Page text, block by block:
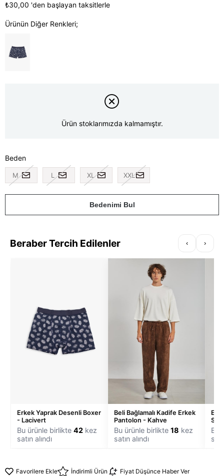
₺30,00 'den başlayan taksitlerle
Ürünün Diğer Renkleri;
Ürün stoklarımızda kalmamıştır.
Beden
M L XL XXL
Bedenimi Bul
Beraber Tercih Edilenler ‹ ›
Erkek Yaprak Desenli Boxer
- Lacivert
Bu ürünle birlikte 42 kez
satın alındı
Beli Bağlamalı Kadife Erkek
Pantolon - Kahve
Bu ürünle birlikte 18 kez
satın alındı
Bu
Favorilere Ekle İndirimli Ürün Fiyat Düşünce Haber Ver